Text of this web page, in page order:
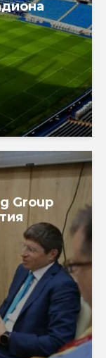
Group